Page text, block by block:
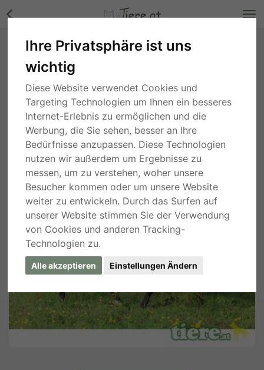
Ihre Privatsphäre ist uns
wichtig
Diese Website verwendet Cookies und
Targeting Technologien um Ihnen ein besseres
Internet-Erlebnis zu ermöglichen und die
Werbung, die Sie sehen, besser an Ihre
Bedürfnisse anzupassen. Diese Technologien
nutzen wir außerdem um Ergebnisse zu
messen, um zu verstehen, woher unsere
Besucher kommen oder um unsere Website
weiter zu entwickeln. Durch das Surfen auf
unserer Website stimmen Sie der Verwendung
von Cookies und anderen Tracking-
Technologien zu.
Alle akzeptieren Einstellungen Ändern
Alehandro, Lipizzaner x Shagya Araber -
Wallach Bilder
, vor 5 Jahren